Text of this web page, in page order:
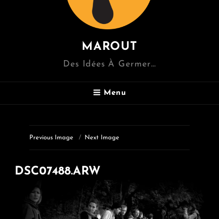
MAROUT
Des Idées À Germer…
Menu
Previous Image Next Image
DSC07488.ARW